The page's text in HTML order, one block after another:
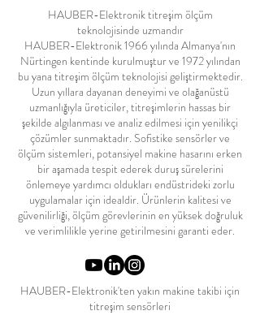
HAUBER-Elektronik titreşim ölçüm
teknolojisinde uzmandır
HAUBER-Elektronik 1966 yılında Almanya'nın
Nürtingen kentinde kurulmuştur ve 1972 yılından
bu yana titreşim ölçüm teknolojisi geliştirmektedir.
Uzun yıllara dayanan deneyimi ve olağanüstü
uzmanlığıyla üreticiler, titreşimlerin hassas bir
şekilde algılanması ve analiz edilmesi için yenilikçi
çözümler sunmaktadır. Sofistike sensörler ve
ölçüm sistemleri, potansiyel makine hasarını erken
bir aşamada tespit ederek duruş sürelerini
önlemeye yardımcı oldukları endüstrideki zorlu
uygulamalar için idealdir. Ürünlerin kalitesi ve
güvenilirliği, ölçüm görevlerinin en yüksek doğruluk
ve verimlilikle yerine getirilmesini garanti eder.
HAUBER-Elektronik'ten yakın makine takibi için
titreşim sensörleri